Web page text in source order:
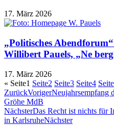
17. März 2026
„Politisches
Willibert Pauels, „Ne
17. März 2026
« Seite1 Seite2 Seite3 Seite4 Seite
ZurückVorigerNeujahrsempfang
Gröhe MdB
NächsterDas Recht ist nichts für
in KarlsruheNächster